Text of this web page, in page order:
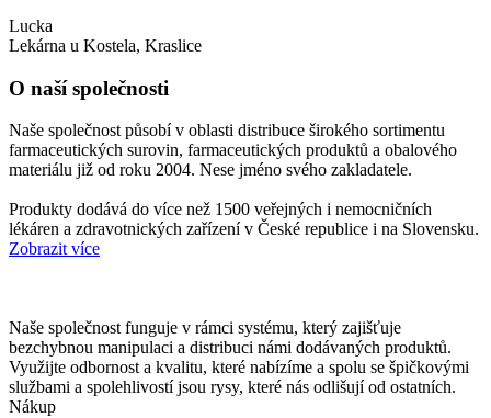
Lucka
Lekárna u Kostela, Kraslice
O naší společnosti
Naše společnost působí v oblasti distribuce širokého sortimentu
farmaceutických surovin, farmaceutických produktů a obalového
materiálu již od roku 2004. Nese jméno svého zakladatele.
Produkty dodává do více než 1500 veřejných i nemocničních
lékáren a zdravotnických zařízení v České republice i na Slovensku.
Zobrazit více
Naše společnost funguje v rámci systému, který zajišťuje
bezchybnou manipulaci a distribuci námi dodávaných produktů.
Využijte odbornost a kvalitu, které nabízíme a spolu se špičkovými
službami a spolehlivostí jsou rysy, které nás odlišují od ostatních.
Nákup